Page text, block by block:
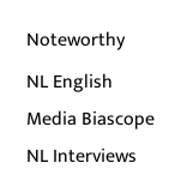
Noteworthy
NL English
Media Biascope
NL Interviews